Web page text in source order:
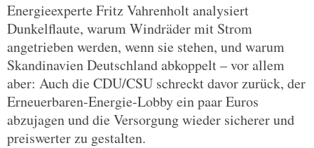
Energieexperte Fritz Vahrenholt analysiert
Dunkelflaute, warum Windräder mit Strom
angetrieben werden, wenn sie stehen, und warum
Skandinavien Deutschland abkoppelt – vor allem
aber: Auch die CDU/CSU schreckt davor zurück, der
Erneuerbaren-Energie-Lobby ein paar Euros
abzujagen und die Versorgung wieder sicherer und
preiswerter zu gestalten.